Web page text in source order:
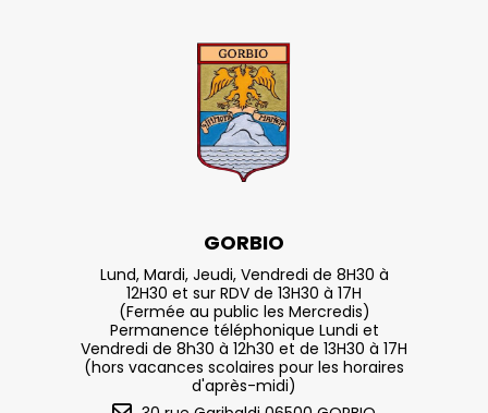
GORBIO
Lund, Mardi, Jeudi, Vendredi de 8H30 à
12H30 et sur RDV de 13H30 à 17H
(Fermée au public les Mercredis)
Permanence téléphonique Lundi et
Vendredi de 8h30 à 12h30 et de 13H30 à 17H
(hors vacances scolaires pour les horaires
d'après-midi)